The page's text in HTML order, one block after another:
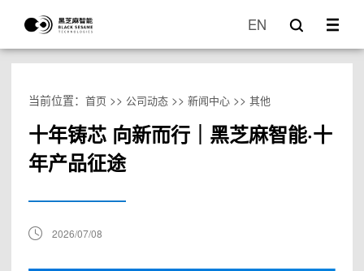
EN
当前位置： 首页 >> 公司动态>> 新闻中心>> 其他
十年铸芯 向新而行｜黑芝麻智能·十
年产品征途
2026/07/08